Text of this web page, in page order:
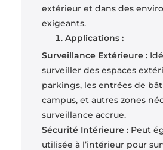
extérieur et dans des
exigeants.
Applications :
Surveillance Extérieure :
surveiller des espaces
parkings, les entrées de
campus, et autres zones
surveillance accrue.
Sécurité Intérieure :Peut
utilisée à l’intérieur pour